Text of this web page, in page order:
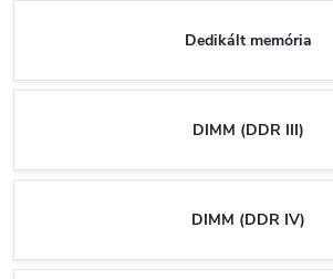
Dedikált memória
DIMM (DDR III)
DIMM (DDR IV)